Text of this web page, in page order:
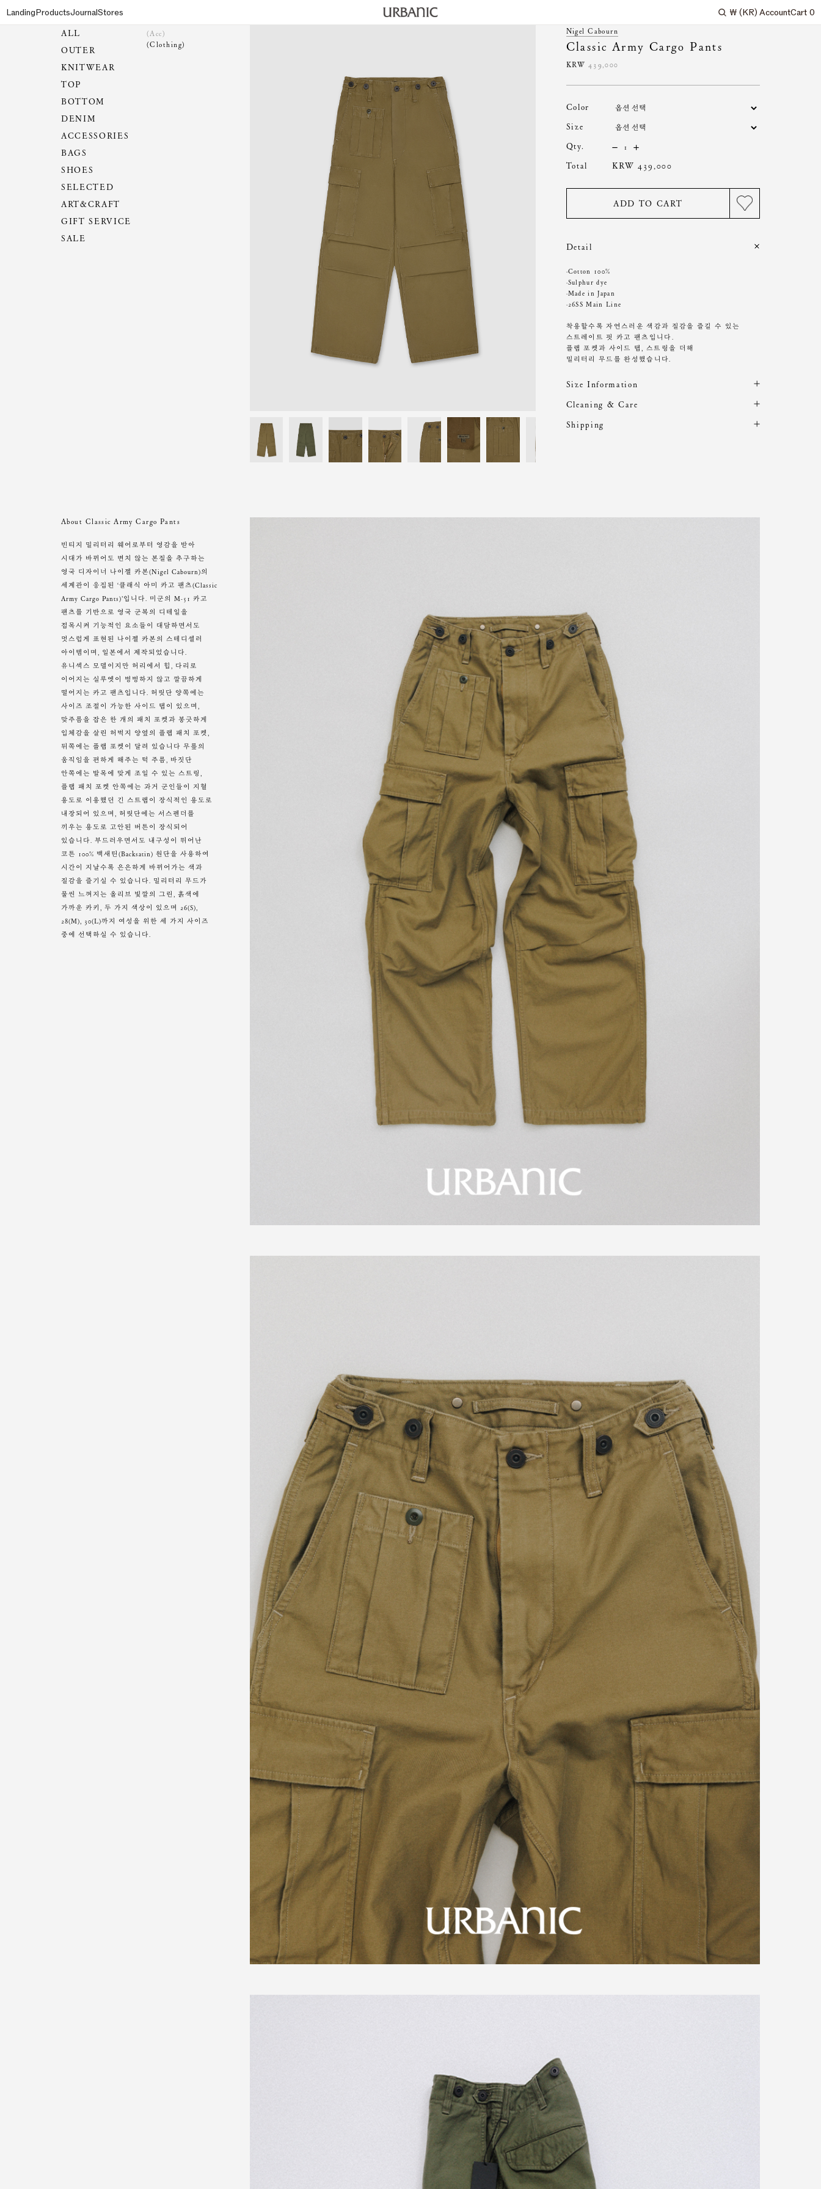
LandingProductsJournalStores Search
₩ (KR) AccountCart 0
ALL
OUTER
KNITWEAR
TOP
BOTTOM
DENIM
ACCESSORIES
BAGS
SHOES
SELECTED
ART&CRAFT
GIFT SERVICE
SALE
(Acc)
(Clothing)
Nigel Cabourn
Classic Army Cargo Pants
KRW439,000
color
size
qty.
total
KRW 439,000
ADD TO CART
Detail
·Cotton 100%
·Sulphur dye
·Made in Japan
·26SS Main Line
착용할수록 자연스러운 색감과 질감을 즐길 수 있는
스트레이트 핏 카고 팬츠입니다.
플랩 포켓과 사이드 탭, 스트링을 더해
밀리터리 무드를 완성했습니다.
Size Information
제품의 일정 수량을 측정한 평균치수로 재는 방법과 위치
에 따라 1~3cm 편차가 있을 수 있습니다. (치수단위 : cm)
Model is wearing a S size. Height 168cm / Waist 23"
Cleaning & Care
해외 수입 제품 특성상 A/S 및 적립금 지급이 불가합니다.
소비자의 부주의로 인한 제품 훼손 및 세탁 잘못으로 인
Shipping
About Classic Army Cargo Pants
빈티지 밀리터리 웨어로부터 영감을 받아
시대가 바뀌어도 변치 않는 본질을 추구하는
영국 디자이너 나이젤 카본(Nigel Cabourn)의
세계관이 응집된 ‘클래식 아미 카고 팬츠(Classic
Army Cargo Pants)’입니다. 미군의 M-51 카고
팬츠를 기반으로 영국 군복의 디테일을
접목시켜 기능적인 요소들이 대담하면서도
멋스럽게 표현된 나이젤 카본의 스테디셀러
아이템이며, 일본에서 제작되었습니다.
유니섹스 모델이지만 허리에서 힙, 다리로
이어지는 실루엣이 벙벙하지 않고 깔끔하게
떨어지는 카고 팬츠입니다. 허릿단 양쪽에는
사이즈 조절이 가능한 사이드 탭이 있으며,
맞주름을 잡은 한 개의 패치 포켓과 봉긋하게
입체감을 살린 허벅지 양옆의 플랩 패치 포켓,
뒤쪽에는 플랩 포켓이 달려 있습니다 무릎의
움직임을 편하게 해주는 턱 주름, 바짓단
안쪽에는 발목에 맞게 조일 수 있는 스트링,
플랩 패치 포켓 안쪽에는 과거 군인들이 지혈
용도로 이용했던 긴 스트랩이 장식적인 용도로
내장되어 있으며, 허릿단에는 서스펜더를
끼우는 용도로 고안된 버튼이 장식되어
있습니다. 부드러우면서도 내구성이 뛰어난
코튼 100% 백새틴(Backsatin) 원단을 사용하여
시간이 지날수록 은은하게 바뀌어가는 색과
질감을 즐기실 수 있습니다. 밀리터리 무드가
물씬 느껴지는 올리브 빛깔의 그린, 흙색에
가까운 카키, 두 가지 색상이 있으며 26(S),
28(M), 30(L)까지 여성을 위한 세 가지 사이즈
중에 선택하실 수 있습니다.